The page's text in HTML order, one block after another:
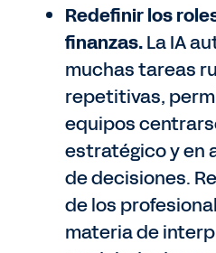
Redefinir los
finanzas.La IA
muchas tareas
repetitivas,
equipos
estratégico y en
de decisiones.
de los
materia de